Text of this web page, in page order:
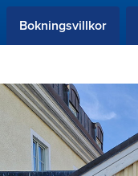
Bokningsvillkor